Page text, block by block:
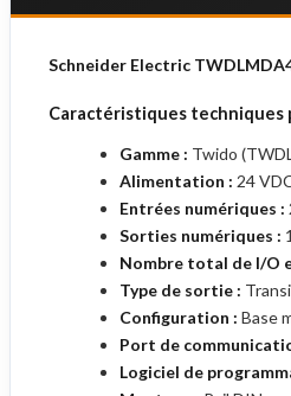
Schneider Electric
Caractéristiques techniques
Gamme : Twido
Alimentation : 24
Entrées numériques :
Sorties numériques :
Nombre total de I/O
Type de sortie :
Configuration : Base
Port de
Logiciel de